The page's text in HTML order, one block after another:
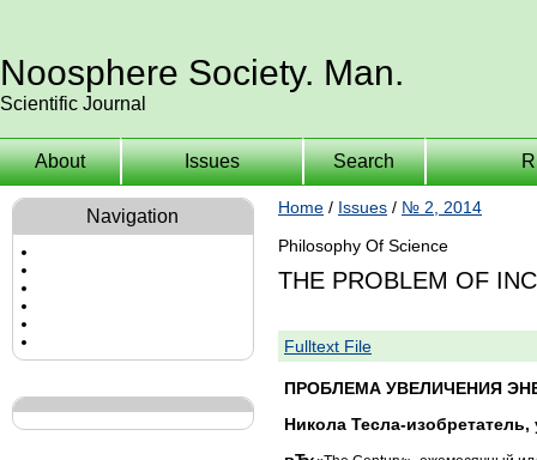
Noosphere Society. Man.
Scientific Journal
About Issues Search
Navigation Home / Issues / № 2, 2014
Philosophy Of Science
THE PROBLEM OF
Fulltext File
ПРОБЛЕМА УВЕЛИЧЕНИЯ
Никола Тесла-